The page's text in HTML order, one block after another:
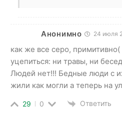
Анонимно 24 июля
как же все серо, примитивно(
уцепиться: ни травы, ни
Людей нет!!! Бедные люди с
жили как могли а теперь на
29 0 Ответить